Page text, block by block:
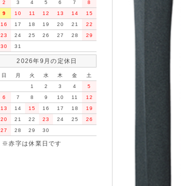
2
3 4 5 6 7
8
9
10 11 12 13 14
15
16
17 18 19 20 21
22
23
24 25 26 27 28
29
30
31
2026年9月の定休日
日 月 火 水 木 金
土
1
2 3 4
5
6
7 8 9 10 11
12
13
14 15 16 17 18
19
20
21 22 23 24 25
26
27
28 29 30
※赤字は休業日です